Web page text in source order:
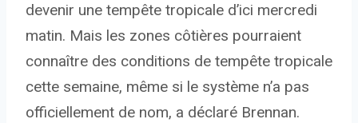
devenir une tempête tropicale d’ici mercredi
matin. Mais les zones côtières pourraient
connaître des conditions de tempête tropicale
cette semaine, même si le système n’a pas
officiellement de nom, a déclaré Brennan.